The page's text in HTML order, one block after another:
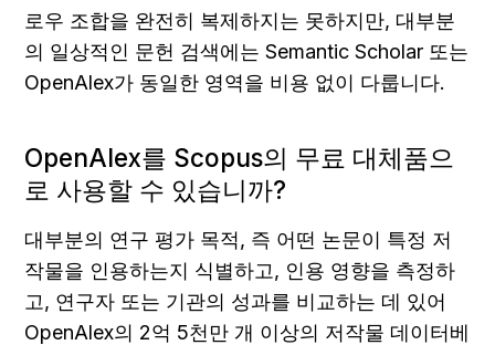
로우 조합을 완전히 복제하지는 못하지만, 대부분
의 일상적인 문헌 검색에는 Semantic Scholar 또는
OpenAlex가 동일한 영역을 비용 없이 다룹니다.
OpenAlex를 Scopus의 무료 대체품으
로 사용할 수 있습니까?
대부분의 연구 평가 목적, 즉 어떤 논문이 특정 저
작물을 인용하는지 식별하고, 인용 영향을 측정하
고, 연구자 또는 기관의 성과를 비교하는 데 있어
OpenAlex의 2억 5천만 개 이상의 저작물 데이터베